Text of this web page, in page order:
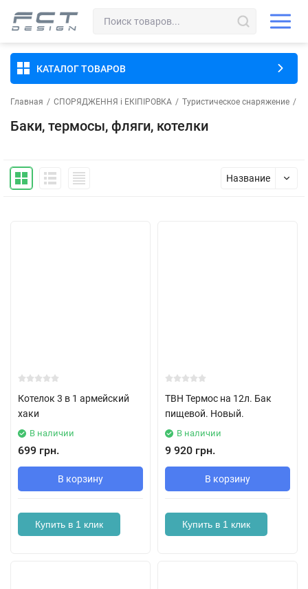
КАТАЛОГ ТОВАРОВ
Главная / СПОРЯДЖЕННЯ і ЕКІПІРОВКА / Туристическое снаряжение /
Баки, термосы, фляги, котелки
Название
Котелок 3 в 1 армейский
хаки
В наличии
699 грн.
В корзину
Купить в 1 клик
ТВН Термос на 12л. Бак
пищевой. Новый.
В наличии
9 920 грн.
В корзину
Купить в 1 клик